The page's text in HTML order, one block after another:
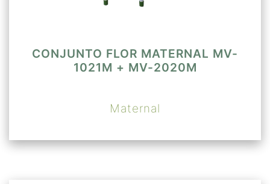
CONJUNTO FLOR MATERNAL MV-
1021M + MV-2020M
Maternal